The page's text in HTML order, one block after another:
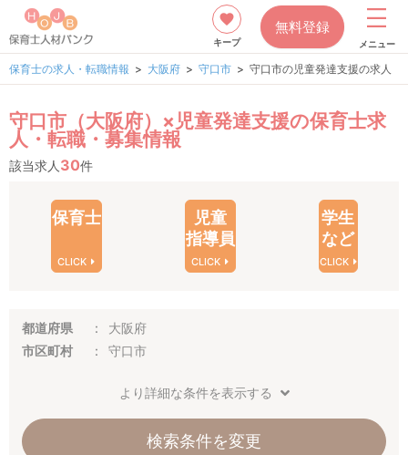
キープ
無料登録
メニュー
保育士の求人・転職情報 大阪府 守口市 守口市の児童発達支援の求人
守口市（大阪府）×児童発達支援の保育士求
人・転職・募集情報
該当求人 30件
保育士
CLICK
児童
指導員
CLICK
学生
など
CLICK
都道府県
大阪府
市区町村
守口市
より詳細な条件を表示する
検索条件を変更